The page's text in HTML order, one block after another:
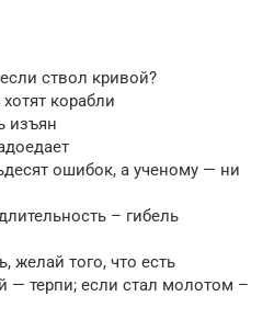
ствол кривой?
корабли
изъян
ошибок, а ученому — ни
– гибель
желай того, что есть
— терпи; если стал молотом –